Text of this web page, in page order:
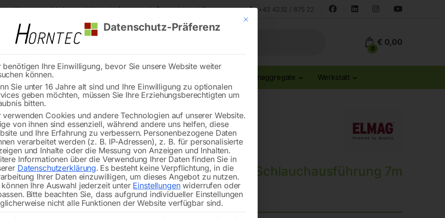
Kärnten Markenqualität Lieferung nach Österreich und Deutschland +43 4232 / 875 22
0
€ 0,00
Reinigung Stromaggregate Werkstatt
in Schlauchausführung 7m
🔍
Absaugarm in Schlauchausführung 7m
Verfügbarkeit:Nicht vorrätig
Mit diesem Button wird der Dialog geschlossen. Seine Funktionalität ist
Datenschutz-Präferenz
benötigen Ihre Einwilligung, bevor Sie unsere Website weiter
können.
Sie unter 16 Jahre alt sind und Ihre Einwilligung zu optionalen
geben möchten, müssen Sie Ihre Erziehungsberechtigten um
bitten.
verwenden Cookies und andere Technologien auf unserer Website.
von ihnen sind essenziell, während andere uns helfen, diese
und Ihre Erfahrung zu verbessern. Personenbezogene Daten
verarbeitet werden (z. B. IP-Adressen), z. B. für personalisierte
und Inhalte oder die Messung von Anzeigen und Inhalten.
Informationen über die Verwendung Ihrer Daten finden Sie in
Datenschutzerklärung. Es besteht keine Verpflichtung, in die
Ihrer Daten einzuwilligen, um dieses Angebot zu nutzen.
können Ihre Auswahl jederzeit unter Einstellungenwiderrufen oder
Bitte beachten Sie, dass aufgrund individueller Einstellungen
nicht alle Funktionen der Website verfügbar sind.